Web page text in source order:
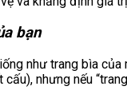
bạn
như trang bìa
nhưng nếu